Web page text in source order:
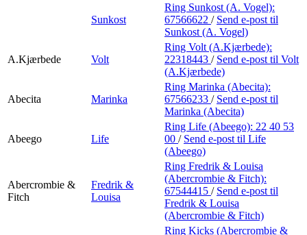
Min Shopping-app
Sunkost
Ring Sunkost (A. Vogel):
67566622 / Send e-post til
Sunkost (A. Vogel)
A.Kjærbede Volt
Ring Volt (A.Kjærbede):
22318443 / Send e-post til Volt
(A.Kjærbede)
Abecita Marinka
Ring Marinka (Abecita):
67566233 / Send e-post til
Marinka (Abecita)
Abeego Life
Ring Life (Abeego): 22 40 53
00 / Send e-post til Life
(Abeego)
Abercrombie &
Fitch
Fredrik &
Louisa
Ring Fredrik & Louisa
(Abercrombie & Fitch):
67544415 / Send e-post til
Fredrik & Louisa
(Abercrombie & Fitch)
Ring Kicks (Abercrombie &